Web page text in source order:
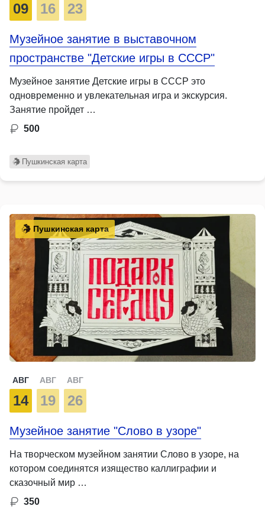
09 16 23
Музейное занятие в выставочном
пространстве "Детские игры в СССР"
Музейное занятие Детские игры в СССР это
одновременно и увлекательная игра и экскурсия.
Занятие пройдет …
500
Пушкинская карта
Пушкинская карта
АВГ
14
АВГ
19
АВГ
26
Музейное занятие "Слово в узоре"
На творческом музейном занятии Слово в узоре, на
котором соединятся изящество каллиграфии и
сказочный мир …
350